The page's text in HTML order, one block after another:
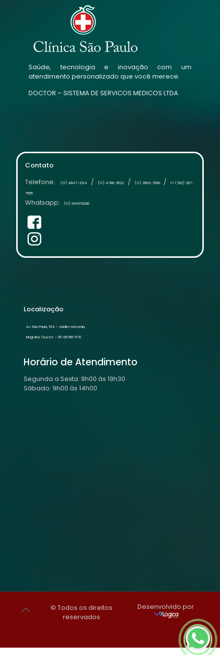
Saúde, tecnologia e inovação com um
atendimento personalizado que você merece.
DOCTOR – SISTEMA DE SERVICOS MEDICOS LTDA
Contato
Telefone:
(11) 4847-2314 / (11) 4798-2522 / (11) 2602-7500 / +1 (782) 297-
7565
Whatsapp: (11) 941979206
Localização
Av. São Paulo, 154 – Jardim Armenia,
Mogi das Cruzes – SP, 08780-570
Horário de Atendimento
Segunda a Sexta: 9h00 às 19h30
Sábado: 9h00 às 14h00
© Todos os direitos
reservados
Desenvolvido por